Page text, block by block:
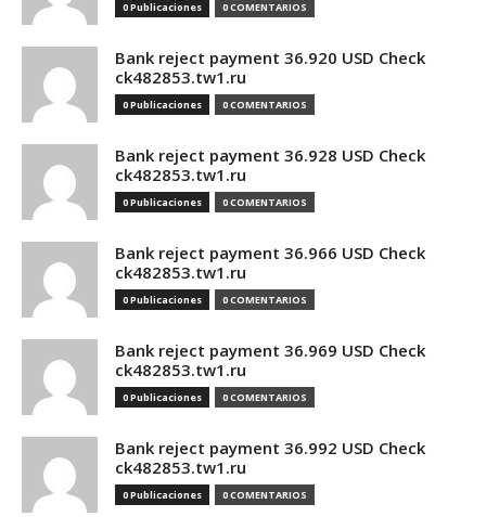
0 Publicaciones 0 COMENTARIOS
Bank reject payment 36.920 USD Check
ck482853.tw1.ru
0 Publicaciones 0 COMENTARIOS
Bank reject payment 36.928 USD Check
ck482853.tw1.ru
0 Publicaciones 0 COMENTARIOS
Bank reject payment 36.966 USD Check
ck482853.tw1.ru
0 Publicaciones 0 COMENTARIOS
Bank reject payment 36.969 USD Check
ck482853.tw1.ru
0 Publicaciones 0 COMENTARIOS
Bank reject payment 36.992 USD Check
ck482853.tw1.ru
0 Publicaciones 0 COMENTARIOS